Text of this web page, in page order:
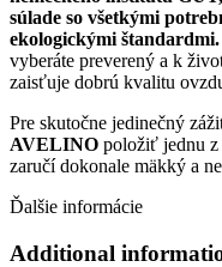
súlade so všetkými
ekologickými štandardmi.
vyberáte preverený a k
zaisťuje dobrú kvalitu
Pre skutočne jedinečný
AVELINO položiť jednu
zaručí dokonale mäkký a
Ďalšie informácie
Additional